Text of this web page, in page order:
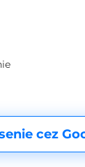
cez